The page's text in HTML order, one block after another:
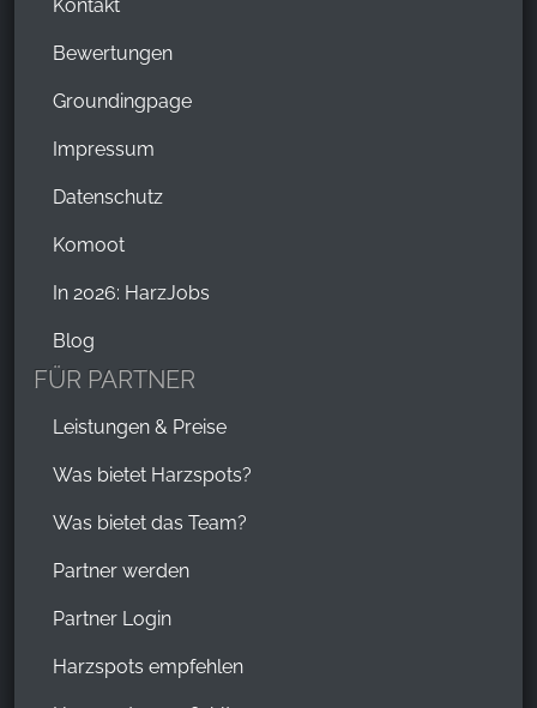
Kontakt
Bewertungen
Groundingpage
Impressum
Datenschutz
Komoot
In 2026: HarzJobs
Blog
FÜR PARTNER
Leistungen & Preise
Was bietet Harzspots?
Was bietet das Team?
Partner werden
Partner Login
Harzspots empfehlen